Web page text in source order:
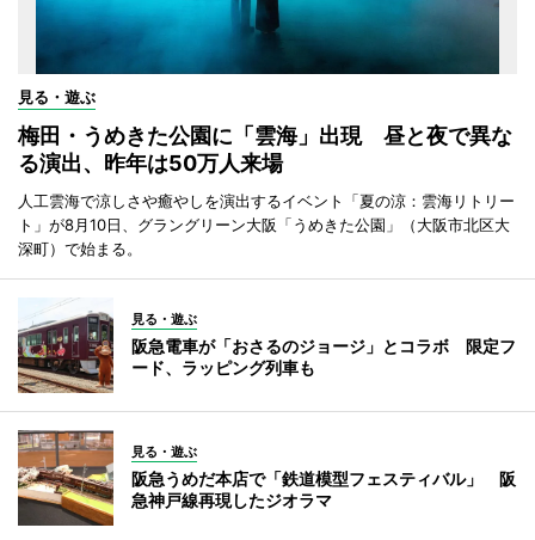
見る・遊ぶ
梅田・うめきた公園に「雲海」出現 昼と夜で異な
る演出、昨年は50万人来場
人工雲海で涼しさや癒やしを演出するイベント「夏の涼：雲海リトリー
ト」が8月10日、グラングリーン大阪「うめきた公園」（大阪市北区大
深町）で始まる。
見る・遊ぶ
阪急電車が「おさるのジョージ」とコラボ 限定フ
ード、ラッピング列車も
見る・遊ぶ
阪急うめだ本店で「鉄道模型フェスティバル」 阪
急神戸線再現したジオラマ